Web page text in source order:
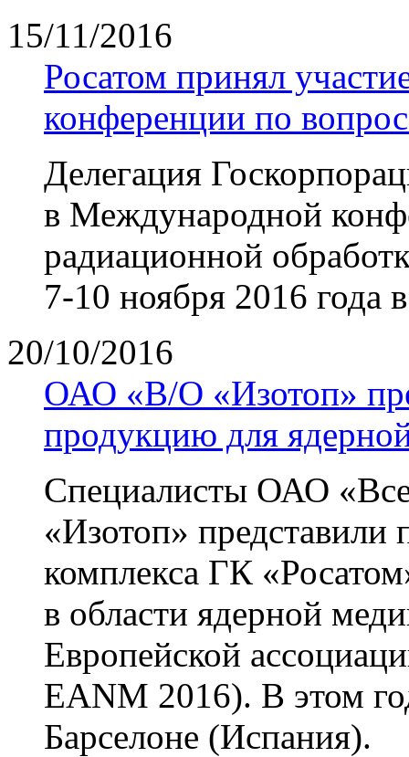
15/11/2016
Росатом принял
конференции по
Делегация
в Международной
радиационной
7-10 ноября 2016 года
20/10/2016
ОАО «В/О «Изотоп»
продукцию для
Специалисты ОАО
«Изотоп»
комплекса ГК
в области ядерной
Европейской
EANM 2016). В этом
Барселоне (Испания).